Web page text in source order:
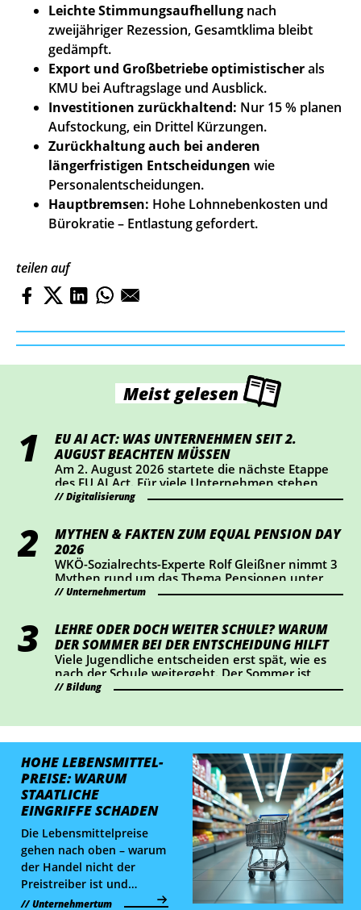
Leichte Stimmungsaufhellung nach
zweijähriger Rezession, Gesamtklima bleibt
gedämpft.
Export und Großbetriebe optimistischerals
KMU bei Auftragslage und Ausblick.
Investitionen zurückhaltend: Nur 15 % planen
Aufstockung, ein Drittel Kürzungen.
Zurückhaltung auch bei anderen
längerfristigen Entscheidungen wie
Personalentscheidungen.
Hauptbremsen: Hohe Lohnnebenkosten und
Bürokratie – Entlastung gefordert.
teilen auf
Meist gelesen
EU AI ACT: WAS UNTERNEHMEN SEIT 2.
AUGUST BEACHTEN MÜSSEN
Am 2. August 2026 startete die nächste Etappe
des EU AI Act. Für viele Unternehmen stehen
dabei vor allem Transparenz und Kennzeichnung
sollte jetzt prüfen, ob Handlungsbedarf besteht.
Digitalisierung
MYTHEN & FAKTEN ZUM EQUAL PENSION DAY
2026
WKÖ-Sozialrechts-Experte Rolf Gleißner nimmt 3
Mythen rund um das Thema Pensionen unter
die Lupe und liefert Fakten.
Unternehmertum
LEHRE ODER DOCH WEITER SCHULE? WARUM
DER SOMMER BEI DER ENTSCHEIDUNG HILFT
Viele Jugendliche entscheiden erst spät, wie es
nach der Schule weitergeht. Der Sommer ist
ideal, um Lehrberufe auszuprobieren und Fragen
Bildung
HOHE LEBENS­MITTEL­
PREISE: WARUM
STAATLICHE
EINGRIFFE SCHADEN
Die Lebensmittelpreise
gehen nach oben – warum
der Handel nicht der
Preistreiber ist und
staatliche Eingriffe keine
Unternehmertum